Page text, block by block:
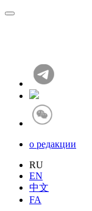
о редакции
RU
EN
中文
FA